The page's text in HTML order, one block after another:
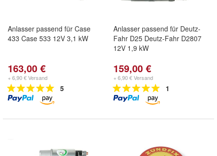
Anlasser passend für Case
433 Case 533 12V 3,1 kW
163,00 €
+ 6,90 € Versand
5
Anlasser passend für Deutz-
Fahr D25 Deutz-Fahr D2807
12V 1,9 kW
159,00 €
+ 6,90 € Versand
1